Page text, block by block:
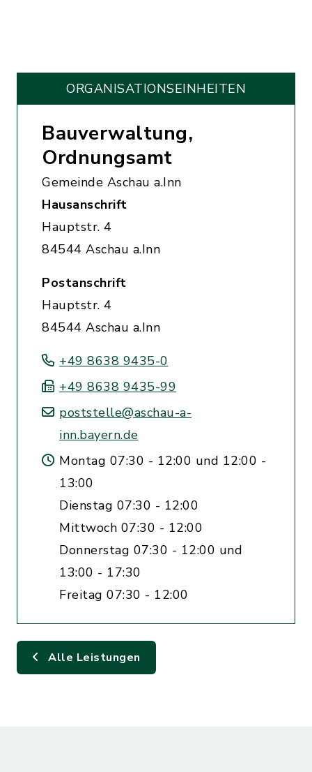
ORGANISATIONS­EINHEITEN
Bauverwaltung,
Ordnungsamt
Gemeinde Aschau a.Inn
Hausanschrift
Hauptstr. 4
84544 Aschau a.Inn
Postanschrift
Hauptstr. 4
84544 Aschau a.Inn
+49 8638 9435-0
+49 8638 9435-99
poststelle@aschau-a-
inn.bayern.de
Montag 07:30 - 12:00 und 12:00 -
13:00
Dienstag 07:30 - 12:00
Mittwoch 07:30 - 12:00
Donnerstag 07:30 - 12:00 und
13:00 - 17:30
Freitag 07:30 - 12:00
Alle Leistungen